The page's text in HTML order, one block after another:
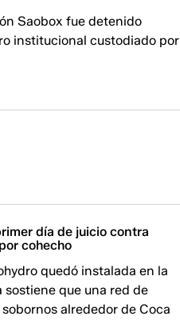
Saobox fue detenido
institucional custodiado por
día de juicio contra
cohecho
quedó instalada en la
sostiene que una red de
alrededor de Coca